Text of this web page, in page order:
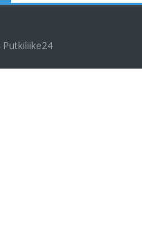
Putkiliike24